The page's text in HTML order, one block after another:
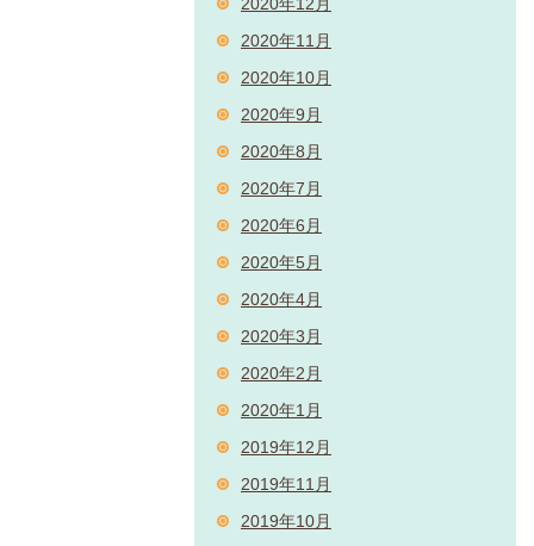
2020年11月
2020年10月
2020年9月
2020年8月
2020年7月
2020年6月
2020年5月
2020年4月
2020年3月
2020年2月
2020年1月
2019年12月
2019年11月
2019年10月